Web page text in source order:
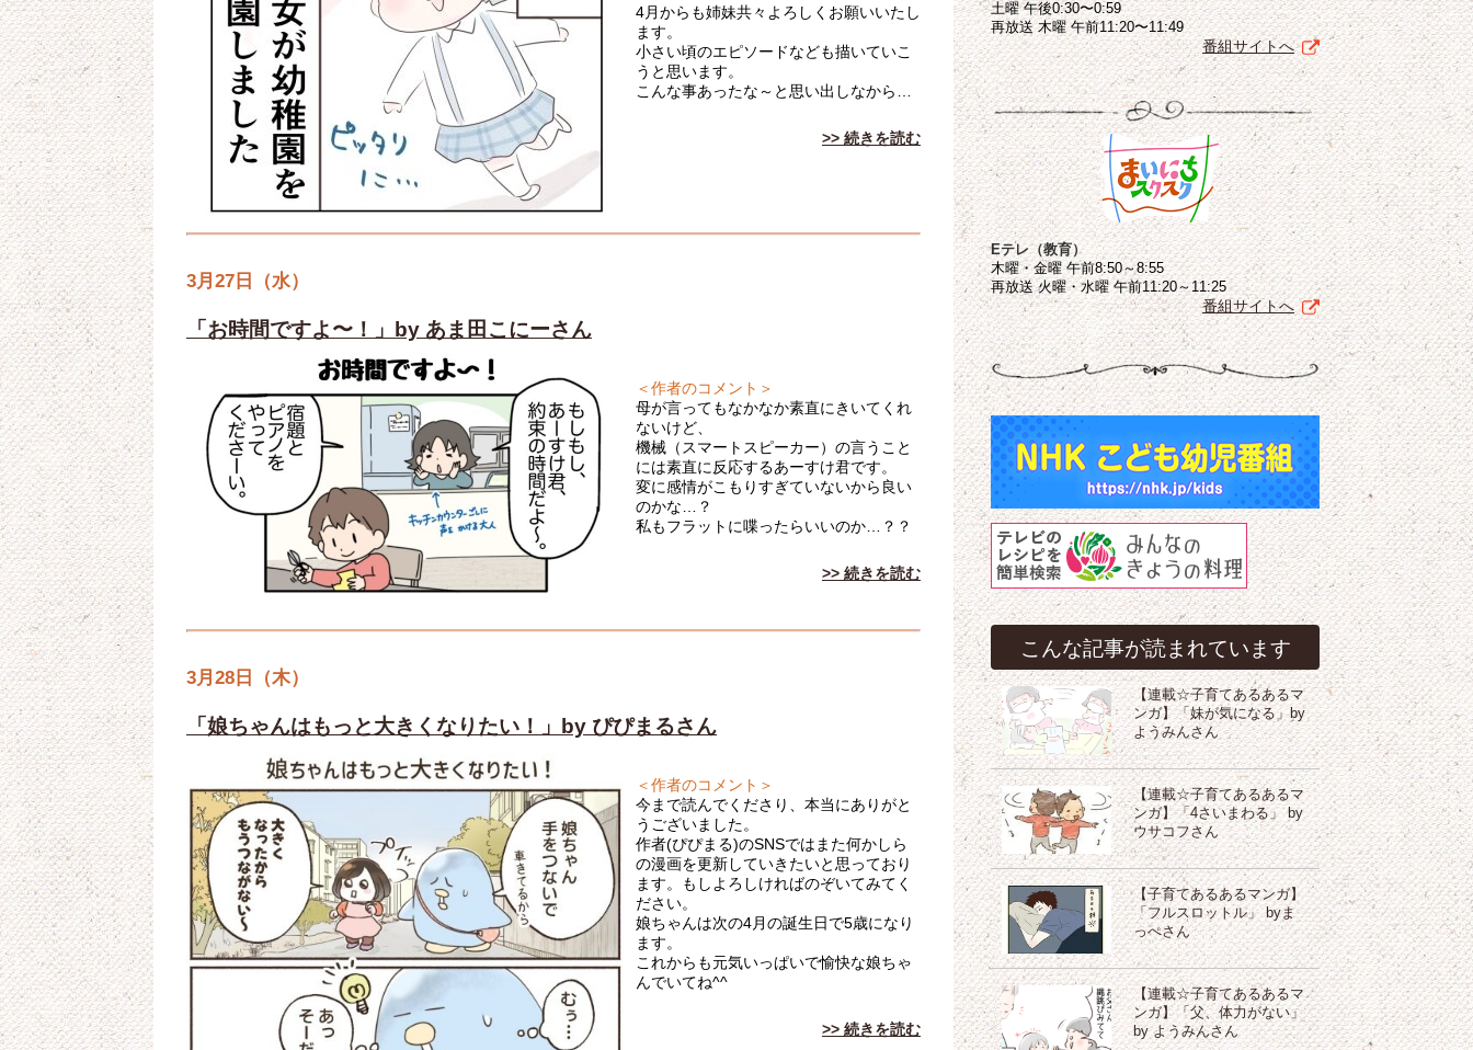
4月からも姉妹共々よろしくお願いいたし
ます。
小さい頃のエピソードなども描いていこ
うと思います。
こんな事あったな～と思い出しなから…
>> 続きを読む
3月27日（水）
「お時間ですよ〜！」by あま田こにーさん
＜作者のコメント＞
母が言ってもなかなか素直にきいてくれ
ないけど、
機械（スマートスピーカー）の言うこと
には素直に反応するあーすけ君です。
変に感情がこもりすぎていないから良い
のかな…？
私もフラットに喋ったらいいのか…？？
>> 続きを読む
3月28日（木）
「娘ちゃんはもっと大きくなりたい！」by ぴぴまるさん
＜作者のコメント＞
今まで読んでくださり、本当にありがと
うございました。
作者(ぴぴまる)のSNSではまた何かしら
の漫画を更新していきたいと思っており
ます。もしよろしければのぞいてみてく
ださい。
娘ちゃんは次の4月の誕生日で5歳になり
ます。
これからも元気いっぱいで愉快な娘ちゃ
んでいてね^^
>> 続きを読む
土曜 午後0:30〜0:59
再放送 木曜 午前11:20〜11:49
番組サイトへ
Eテレ（教育）
木曜・金曜 午前8:50～8:55
再放送 火曜・水曜 午前11:20～11:25
番組サイトへ
こんな記事が読まれています
【連載☆子育てあるあるマ
ンガ】「妹が気になる」by
ようみんさん
【連載☆子育てあるあるマ
ンガ】「4さいまわる」 by
ウサコフさん
【子育てあるあるマンガ】
「フルスロットル」 byま
っぺさん
【連載☆子育てあるあるマ
ンガ】「父、体力がない」
by ようみんさん